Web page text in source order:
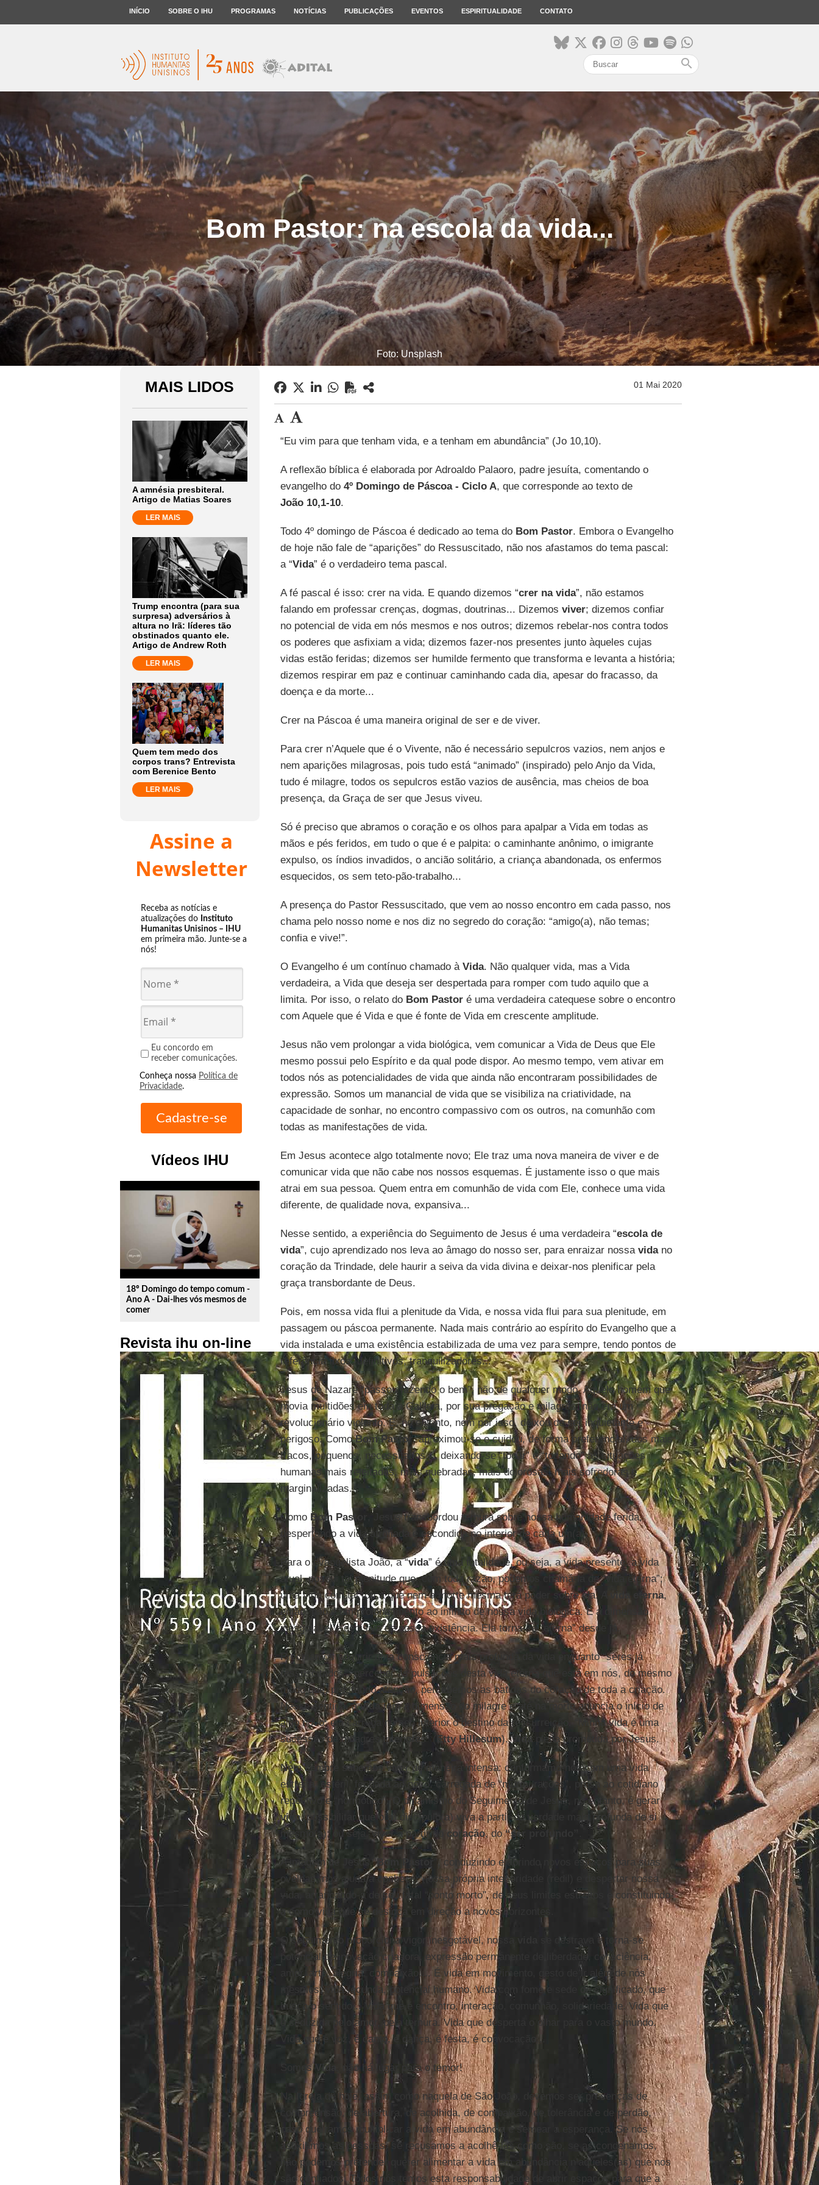
INÍCIO SOBRE O IHU PROGRAMAS NOTÍCIAS PUBLICAÇÕES EVENTOS ESPIRITUALIDADE CONTATO
search
Bom Pastor: na escola da vida...
Foto: Unsplash
MAIS LIDOS
A amnésia presbiteral.
Artigo de Matias Soares
LER MAIS
Trump encontra (para sua
surpresa) adversários à
altura no Irã: líderes tão
obstinados quanto ele.
Artigo de Andrew Roth
LER MAIS
Quem tem medo dos
corpos trans? Entrevista
com Berenice Bento
LER MAIS
Assine a
Newsletter
Receba as notícias e
atualizações do Instituto
Humanitas Unisinos – IHU
em primeira mão. Junte-se a
nós!
Eu concordo em
receber comunicações.
Conheça nossa Política de
Privacidade.
Vídeos IHU
play_circle_outline
18º Domingo do tempo comum -
Ano A - Dai-lhes vós mesmos de
comer
Revista ihu on-line
01 Mai 2020
“Eu vim para que tenham vida, e a tenham em abundância” (Jo 10,10).
A reflexão bíblica é elaborada por Adroaldo Palaoro, padre jesuíta, comentando o
evangelho do4º Domingo de Páscoa - Ciclo A, que corresponde ao texto de
João 10,1-10.
Todo 4º domingo de Páscoa é dedicado ao tema do Bom Pastor. Embora o Evangelho
de hoje não fale de “aparições” do Ressuscitado, não nos afastamos do tema pascal:
a “Vida” é o verdadeiro tema pascal.
A fé pascal é isso: crer na vida. E quando dizemos “crer na vida”, não estamos
falando em professar crenças, dogmas, doutrinas... Dizemos viver; dizemos confiar
no potencial de vida em nós mesmos e nos outros; dizemos rebelar-nos contra todos
os poderes que asfixiam a vida; dizemos fazer-nos presentes junto àqueles cujas
vidas estão feridas; dizemos ser humilde fermento que transforma e levanta a história;
dizemos respirar em paz e continuar caminhando cada dia, apesar do fracasso, da
doença e da morte...
Crer na Páscoa é uma maneira original de ser e de viver.
Para crer n’Aquele que é o Vivente, não é necessário sepulcros vazios, nem anjos e
nem aparições milagrosas, pois tudo está “animado” (inspirado) pelo Anjo da Vida,
tudo é milagre, todos os sepulcros estão vazios de ausência, mas cheios de boa
presença, da Graça de ser que Jesus viveu.
Só é preciso que abramos o coração e os olhos para apalpar a Vida em todas as
mãos e pés feridos, em tudo o que é e palpita: o caminhante anônimo, o imigrante
expulso, os índios invadidos, o ancião solitário, a criança abandonada, os enfermos
esquecidos, os sem teto-pão-trabalho...
A presença do Pastor Ressuscitado, que vem ao nosso encontro em cada passo, nos
chama pelo nosso nome e nos diz no segredo do coração: “amigo(a), não temas;
confia e vive!”.
O Evangelho é um contínuo chamado à Vida. Não qualquer vida, mas a Vida
verdadeira, a Vida que deseja ser despertada para romper com tudo aquilo que a
limita. Por isso, o relato do Bom Pastoré uma verdadeira catequese sobre o encontro
com Aquele que é Vida e que é fonte de Vida em crescente amplitude.
Jesus não vem prolongar a vida biológica, vem comunicar a Vida de Deus que Ele
mesmo possui pelo Espírito e da qual pode dispor. Ao mesmo tempo, vem ativar em
todos nós as potencialidades de vida que ainda não encontraram possibilidades de
expressão. Somos um manancial de vida que se visibiliza na criatividade, na
capacidade de sonhar, no encontro compassivo com os outros, na comunhão com
todas as manifestações de vida.
Em Jesus acontece algo totalmente novo; Ele traz uma nova maneira de viver e de
comunicar vida que não cabe nos nossos esquemas. É justamente isso o que mais
atrai em sua pessoa. Quem entra em comunhão de vida com Ele, conhece uma vida
diferente, de qualidade nova, expansiva...
Nesse sentido, a experiência do Seguimento de Jesus é uma verdadeira “escola de
vida”, cujo aprendizado nos leva ao âmago do nosso ser, para enraizar nossavidano
coração da Trindade, dele haurir a seiva da vida divina e deixar-nos plenificar pela
graça transbordante de Deus.
Pois, em nossa vida flui a plenitude da Vida, e nossa vida flui para sua plenitude, em
passagem ou páscoa permanente. Nada mais contrário ao espírito do Evangelho que a
vida instalada e uma existência estabilizada de uma vez para sempre, tendo pontos de
referência fixos, definitivos, tranquilizadores...
Jesus de Nazaré “passou fazendo o bem”, não de qualquer modo. Aquele homem que
movia multidões em toda a Galileia, por sua pregação e milagres, não era um
revolucionário violento. E, no entanto, nem por isso, deixou de ser inquietante e
perigoso. ComoBom Pastor , aproximou-se e cuidou, de forma preferencial, dos mais
fracos, pequenos, necessitados..., deixando-se “tocar” e “tocando” as situações
humanas mais rejeitadas, mais quebradas, mais dolorosas, mais sofredoras e
marginalizadas...
Como Bom Pastor
, Jesus transbordou ternura sobre nossa humanidade ferida,
despertando a vida atrofiada e escondida no interior de cada um(a).
Para o evangelista João, a “vida” é uma totalidade, ou seja, a vida presente, a vida
atual, possui tal plenitude que, com toda razão, podemos chamá-la de “vida eterna”;
uma vida com tal força que nem a morte mesma terá poder sobre ela. A
vida eterna,
então, não é um prolongamento ao infinito de nossa vida biológica. É a dimensão
inesgotável e decisiva de nossa existência. Ela torna-se “eterna” desde já.
Precisamos adquirir uma consciência mais profunda da vida enquanto “seres já
ressuscitados”, perceber as pulsações desta vida eterna que está em nós, do mesmo
modo que, prestando atenção, percebemos as batidas do coração de toda a criação.
Nesse sentido, avida tem a dimensão do milagre e até na morte anuncia o início de
algo novo; ela carrega no seu interior o destino da ressurreição. “Minha vida é uma
sucessão de milagres interiores” (
Etty Hillesum).Vidaplena prometida por Jesus.
Nem sempre sabemos viver de maneira intensa: conformamo-nos com uma vida
estreita, estéril, fechada ao novo, carregada de “murmurações”, presa ao cotidiano
repetitivo e “normótico”. O dinamismo do Seguimento de Jesus, no entanto, é gerar
vida, possibilitar que o(a) discípulo(a) viva a partir da verdade mais profunda de si
mesmo(a); ou seja, viver a partir do coração, do“ser profundo”
A imagem de Jesus “Bom Pastor ”, conduzindo e abrindo novos espaços para suas
ovelhas, nos ajuda a conhecer nossa própria interioridade (redil) e despertar nossa
vida, arrancando-a de seu fatal “ponto morto”, de seus limites estreitos e constituindo-
a como vida que se desloca em direção a novos horizontes.
O seguimento proporciona vigor inesgotável, nossa
se destrava e torna-se
potencial de inovação criadora, expressão permanente de liberdade, consciência,
amor, arte, alegria, compaixão.... É vida em movimento, gesto de ir além de nós
mesmos; vida fecunda, potencial humano. Vida com fome e sede de significado, que
busca o sentido... Vida que é encontro, interação, comunhão, solidariedade. Vida que
é seduzida pelo amor, pela ternura. Vida que desperta o olhar para o vasto mundo.
Vida que é voz, é canto, é dança, é festa, é convocação...
Somos Vida , não há lugar para o temor!
Na Igreja de hoje, assim como naquela de São João, devemos ser presenças de
compreensão, de abertura, de acolhida, de compaixão, de tolerância e de perdão,
caso queiramos multiplicar a vida em abundância e semear a esperança. Se nós
asfixiamos as pessoas, se recusamos a acolhê-las como são, se as condenamos,
não podemos pretender querer alimentar a vida em abundância n’aqueles(as) que nos
são confiados. Todos nós temos esta responsabilidade de abrir espaços para que a